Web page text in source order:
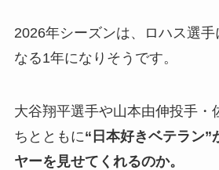
2026年シーズンは、ロハス選手
なる1年になりそうです。
大谷翔平選手や山本由伸投手・
ちとともに“日本好きベテラン”
ヤーを見せてくれるのか。